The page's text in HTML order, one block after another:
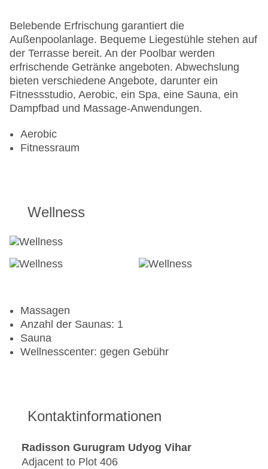
Belebende Erfrischung garantiert die
Außenpoolanlage. Bequeme Liegestühle stehen auf
der Terrasse bereit. An der Poolbar werden
erfrischende Getränke angeboten. Abwechslung
bieten verschiedene Angebote, darunter ein
Fitnessstudio, Aerobic, ein Spa, eine Sauna, ein
Dampfbad und Massage-Anwendungen.
Aerobic
Fitnessraum
Wellness
Massagen
Anzahl der Saunas: 1
Sauna
Wellnesscenter: gegen Gebühr
Kontaktinformationen
Radisson Gurugram Udyog Vihar
Adjacent to Plot 406